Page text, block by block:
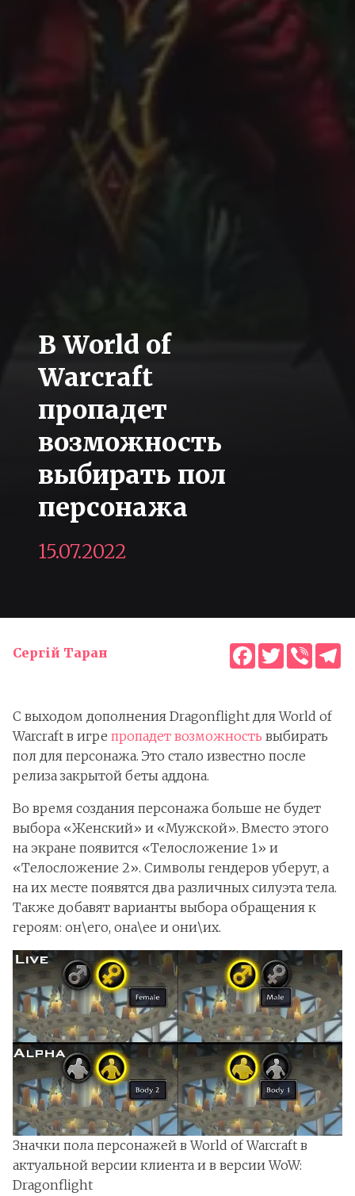
В World of
Warcraft
пропадет
возможность
выбирать пол
персонажа
15.07.2022
Сергій Таран Facebook
TwitterViber
С выходом дополнения Dragonflight для World of
Warcraft в игре пропадет возможность выбирать
пол для персонажа. Это стало известно после
релиза закрытой беты аддона.
Во время создания персонажа больше не будет
выбора «Женский» и «Мужской». Вместо этого
на экране появится «Телосложение 1» и
«Телосложение 2». Символы гендеров уберут, а
на их месте появятся два различных силуэта тела.
Также добавят варианты выбора обращения к
героям: он\его, она\ее и они\их.
Значки пола персонажей в World of Warcraft в
актуальной версии клиента и в версии WoW:
Dragonflight